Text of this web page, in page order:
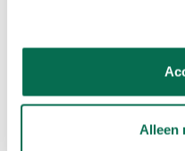
Alleen
Stap 5: Matteren met een
Stap 6: Aflakken met Rubbol
Hout voorzien van verf